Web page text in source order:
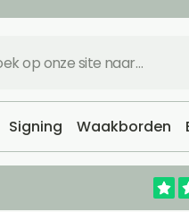
Signing Waakborden